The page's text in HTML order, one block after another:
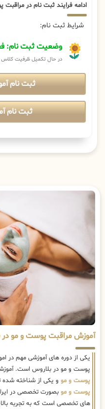
ادامه فرایند ثبت نام در
شرایط ثبت نام:
وضعیت ثبت نام:
در حال تکمیل ظرفیت کلاس
ثبت نام
ثبت نام
آموزش مراقبت پوست و مو در
یکی از دوره های آموزشی مهم در
پوست و مو در بلاروس است.
پوست و مو و یکی از شناخته شده
پوست و مو بصورت تخصصی در
های تخصصی است که به تجربه